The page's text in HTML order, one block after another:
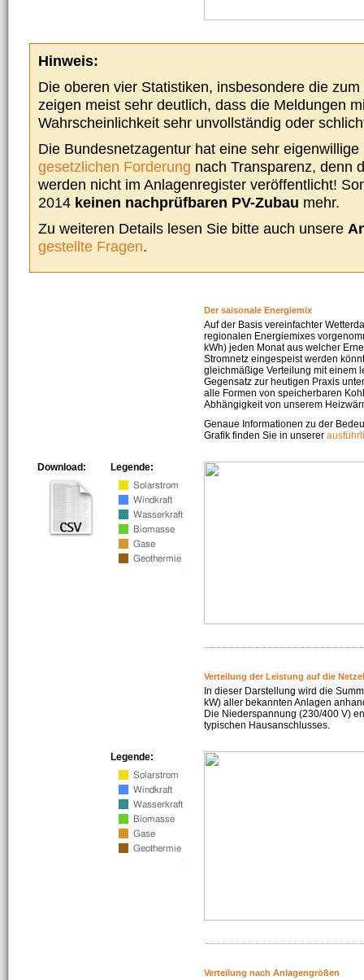
Hinweis:
Die oberen vier Statistiken, insbesondere die
zeigen meist sehr deutlich, dass die Meldungen
Wahrscheinlichkeit sehr unvollständig oder
Die Bundesnetzagentur hat eine sehr
gesetzlichen Forderung nach Transparenz, denn
werden nicht im Anlagenregister veröffentlicht!
2014 keinen nachprüfbaren PV-Zubau mehr.
Zu weiteren Details lesen Sie bitte auch unsere
gestellte Fragen.
Der saisonale Energiemix
Auf der Basis vereinfachter
regionalen Energiemixes
kWh) jeden Monat aus welcher
Stromnetz eingespeist werden
gleichmäßige Verteilung mit einem
Gegensatz zur heutigen Praxis
alle Formen von speicherbaren
Abhängigkeit von unserem
Genaue Informationen zu der
Grafik finden Sie in unserer
Legende:
Download:
Verteilung der Leistung auf die
In dieser Darstellung wird die
kW) aller bekannten Anlagen
Die Niederspannung (230/400 V)
typischen Hausanschlusses.
Legende:
Verteilung nach Anlagengrößen